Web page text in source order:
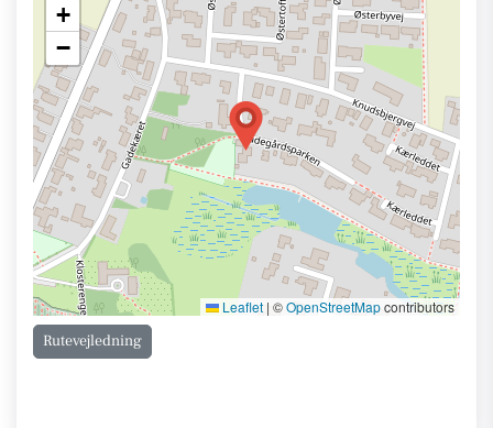
+
−
Leaflet | ©OpenStreetMapcontributors
Rutevejledning